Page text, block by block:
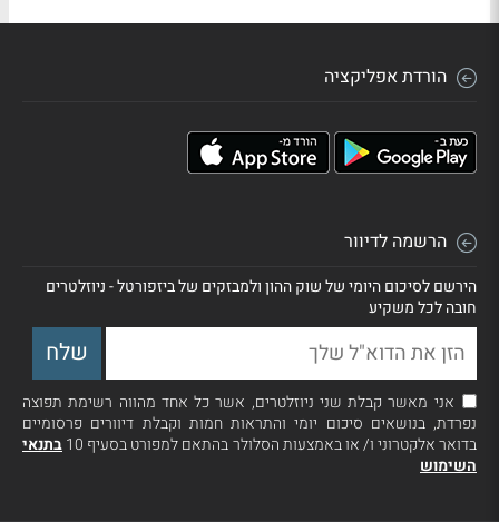
הורדת אפליקציה
הרשמה לדיוור
הירשם לסיכום היומי של שוק ההון ולמבזקים של ביזפורטל - ניוזלטרים
חובה לכל משקיע
אני מאשר קבלת שני ניוזלטרים, אשר כל אחד מהווה רשימת תפוצה
נפרדת, בנושאים סיכום יומי והתראות חמות וקבלת דיוורים פרסומיים
בדואר אלקטרוני ו/ או באמצעות הסלולר בהתאם למפורט בסעיף 10
בתנאי
השימוש